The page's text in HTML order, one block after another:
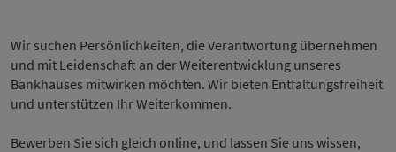
Wir suchen Persönlichkeiten, die Verantwortung übernehmen
und mit Leidenschaft an der Weiterentwicklung unseres
Bankhauses mitwirken möchten. Wir bieten Entfaltungsfreiheit
und unterstützen Ihr Weiterkommen.
Bewerben Sie sich gleich online, und lassen Sie uns wissen,